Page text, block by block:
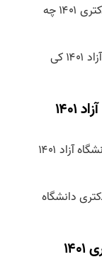
اعلام نتایج انتخاب رشته دکتری ۱۴۰۱ چه
نتایج انتخاب رشته دکتری آزاد ۱۴۰۱ کی
ثبت نام مصاحبه دکتری دانشگاه آزاد ۱۴۰۱
دانشگاه